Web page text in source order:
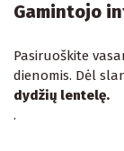
Gamintojo
Pasiruoškite
dienomis. Dėl
dydžių lentelę.
.